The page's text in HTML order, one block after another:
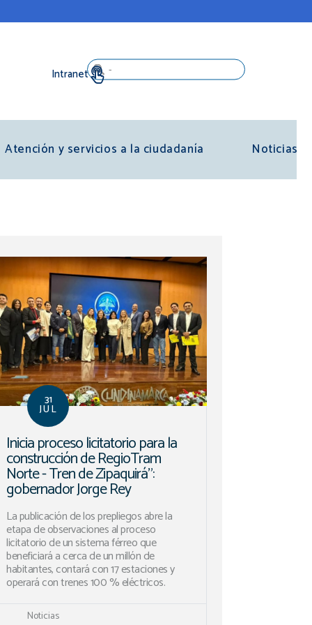
Atención y servicios a la ciudadanía Noticias
31
JUL
Inicia proceso licitatorio para la
construcción de RegioTram
Norte - Tren de Zipaquirá”:
gobernador Jorge Rey
La publicación de los prepliegos abre la
etapa de observaciones al proceso
licitatorio de un sistema férreo que
beneficiará a cerca de un millón de
habitantes, contará con 17 estaciones y
operará con trenes 100 % eléctricos.
Noticias